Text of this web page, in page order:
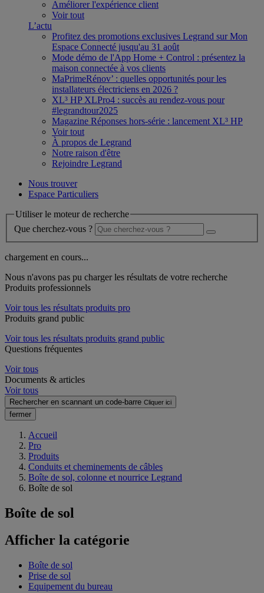
Améliorer l'expérience client
Voir tout
L’actu
Profitez des promotions exclusives Legrand sur Mon
Espace Connecté jusqu'au 31 août
Mode démo de l'App Home + Control : présentez la
maison connectée à vos clients
MaPrimeRénov’ : quelles opportunités pour les
installateurs électriciens en 2026 ?
XL³ HP XLPro4 : succès au rendez-vous pour
#legrandtour2025
Magazine Réponses hors-série : lancement XL³ HP
Voir tout
À propos de Legrand
Notre raison d'être
Rejoindre Legrand
Nous trouver
Espace Particuliers
Utiliser le moteur de recherche
Que cherchez-vous ?
chargement en cours...
Nous n'avons pas pu charger les résultats de votre recherche
Produits professionnels
Voir tous les résultats produits pro
Produits grand public
Voir tous les résultats produits grand public
Questions fréquentes
Voir tous
Documents & articles
Voir tous
Rechercher en scannant un code-barre Cliquer ici
fermer
Accueil
Pro
Produits
Conduits et cheminements de câbles
Boîte de sol, colonne et nourrice Legrand
Boîte de sol
Boîte de sol
Afficher la catégorie
Boîte de sol
Prise de sol
Equipement du bureau